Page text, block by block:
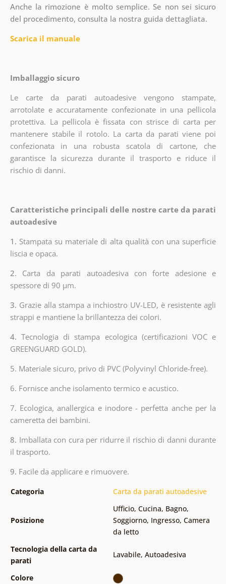
Anche la rimozione è molto semplice. Se non sei sicuro
del procedimento, consulta la nostra guida dettagliata.
Scarica il manuale
Imballaggio sicuro
Le carte da parati autoadesive vengono stampate,
arrotolate e accuratamente confezionate in una pellicola
protettiva. La pellicola è fissata con strisce di carta per
mantenere stabile il rotolo. La carta da parati viene poi
confezionata in una robusta scatola di cartone, che
garantisce la sicurezza durante il trasporto e riduce il
rischio di danni.
Caratteristiche principali delle nostre carte da parati
autoadesive
1. Stampata su materiale di alta qualità con una superficie
liscia e opaca.
2. Carta da parati autoadesiva con forte adesione e
spessore di 90 µm.
3. Grazie alla stampa a inchiostro UV-LED, è resistente agli
strappi e mantiene la brillantezza dei colori.
4.Tecnologia di stampa ecologica (certificazioni VOC e
GREENGUARD GOLD).
5. Materiale sicuro, privo di PVC (Polyvinyl Chloride-free).
6. Fornisce anche isolamento termico e acustico.
7. Ecologica, anallergica e inodore - perfetta anche per la
cameretta dei bambini.
8. Imballata con cura per ridurre il rischio di danni durante
il trasporto.
9. Facile da applicare e rimuovere.
Categoria Carta da parati autoadesive
Posizione
Ufficio, Cucina, Bagno,
Soggiorno, Ingresso, Camera
da letto
Tecnologia della carta da
parati
Lavabile, Autoadesiva
Colore